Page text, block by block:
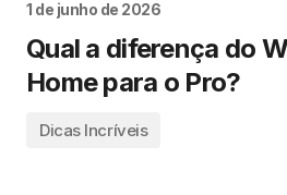
1 de junho de 2026
Qual a diferença do
Home para o Pro?
Dicas Incríveis